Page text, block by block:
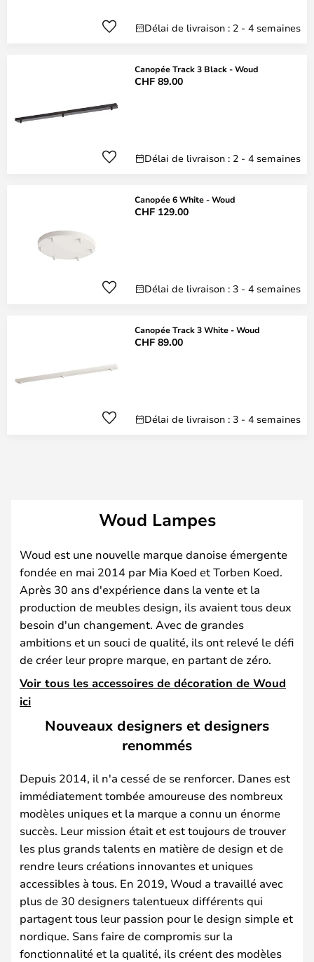
Délai de livraison : 2 - 4 semaines
Canopée Track 3 Black - Woud
CHF 89.00
Délai de livraison : 2 - 4 semaines
Canopée 6 White - Woud
CHF 129.00
Délai de livraison : 3 - 4 semaines
Canopée Track 3 White - Woud
CHF 89.00
Délai de livraison : 3 - 4 semaines
Woud Lampes
Woud est une nouvelle marque danoise émergente
fondée en mai 2014 par Mia Koed et Torben Koed.
Après 30 ans d'expérience dans la vente et la
production de meubles design, ils avaient tous deux
besoin d'un changement. Avec de grandes
ambitions et un souci de qualité, ils ont relevé le défi
de créer leur propre marque, en partant de zéro.
Voir tous les accessoires de décoration de Woud
ici
Nouveaux designers et designers
renommés
Depuis 2014, il n'a cessé de se renforcer. Danes est
immédiatement tombée amoureuse des nombreux
modèles uniques et la marque a connu un énorme
succès. Leur mission était et est toujours de trouver
les plus grands talents en matière de design et de
rendre leurs créations innovantes et uniques
accessibles à tous. En 2019, Woud a travaillé avec
plus de 30 designers talentueux différents qui
partagent tous leur passion pour le design simple et
nordique. Sans faire de compromis sur la
fonctionnalité et la qualité, ils créent des modèles